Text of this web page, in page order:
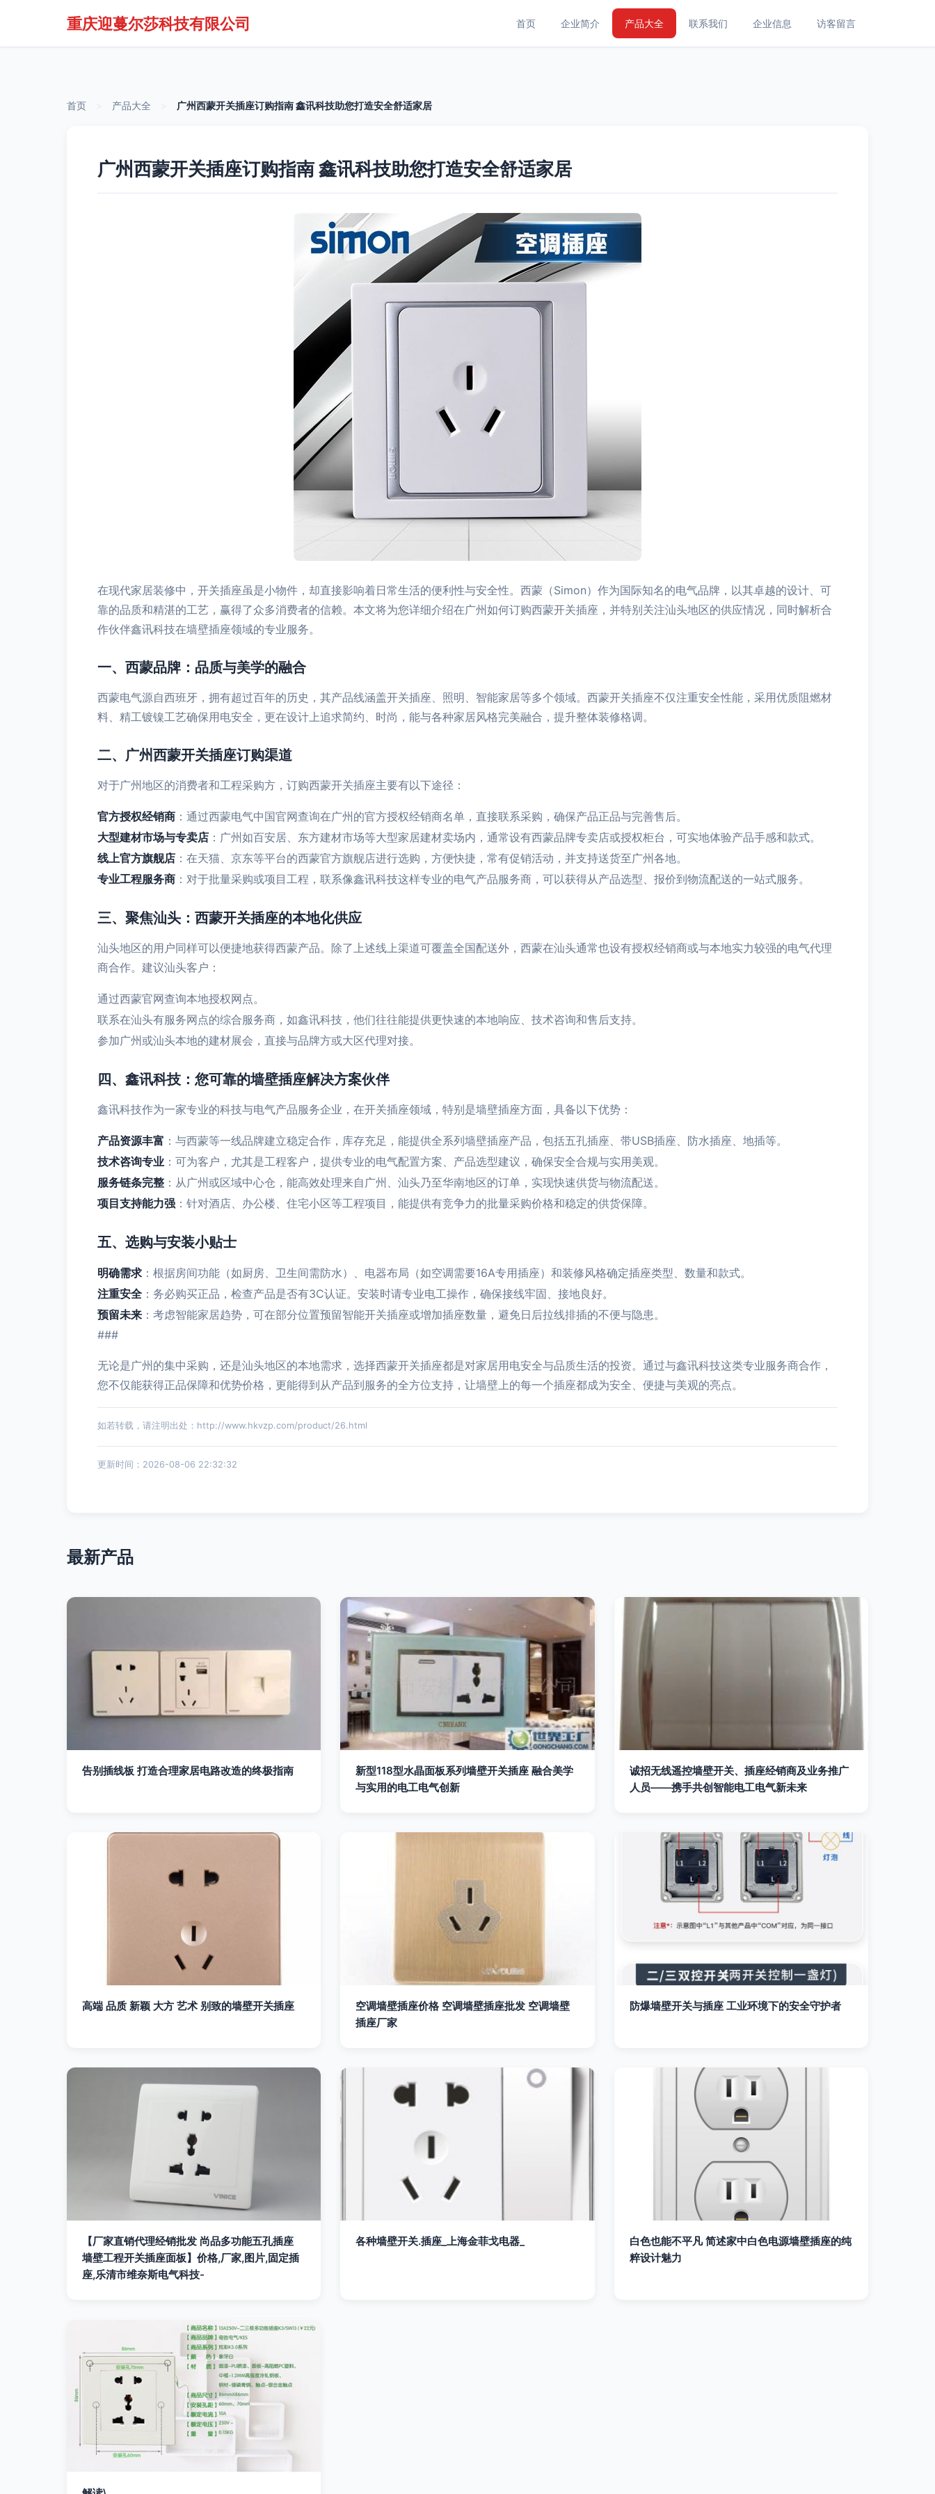
重庆迎蔓尔莎科技有限公司 首页 企业简介 产品大全 联系我们 企业信息 访客留言
首页 产品大全 广州西蒙开关插座订购指南 鑫讯科技助您打造安全舒适家居
广州西蒙开关插座订购指南 鑫讯科技助您打造安全舒适家居
在现代家居装修中，开关插座虽是小物件，却直接影响着日常生活的便利性与安全性。西蒙（Simon）作为国际知名的电气品牌，以其卓越的设计、可
靠的品质和精湛的工艺，赢得了众多消费者的信赖。本文将为您详细介绍在广州如何订购西蒙开关插座，并特别关注汕头地区的供应情况，同时解析合
作伙伴鑫讯科技在墙壁插座领域的专业服务。
一、西蒙品牌：品质与美学的融合
西蒙电气源自西班牙，拥有超过百年的历史，其产品线涵盖开关插座、照明、智能家居等多个领域。西蒙开关插座不仅注重安全性能，采用优质阻燃材
料、精工镀镍工艺确保用电安全，更在设计上追求简约、时尚，能与各种家居风格完美融合，提升整体装修格调。
二、广州西蒙开关插座订购渠道
对于广州地区的消费者和工程采购方，订购西蒙开关插座主要有以下途径：
官方授权经销商 ：通过西蒙电气中国官网查询在广州的官方授权经销商名单，直接联系采购，确保产品正品与完善售后。
大型建材市场与专卖店 ：广州如百安居、东方建材市场等大型家居建材卖场内，通常设有西蒙品牌专卖店或授权柜台，可实地体验产品手感和款式。
线上官方旗舰店 ：在天猫、京东等平台的西蒙官方旗舰店进行选购，方便快捷，常有促销活动，并支持送货至广州各地。
专业工程服务商 ：对于批量采购或项目工程，联系像鑫讯科技这样专业的电气产品服务商，可以获得从产品选型、报价到物流配送的一站式服务。
三、聚焦汕头：西蒙开关插座的本地化供应
汕头地区的用户同样可以便捷地获得西蒙产品。除了上述线上渠道可覆盖全国配送外，西蒙在汕头通常也设有授权经销商或与本地实力较强的电气代理
商合作。建议汕头客户：
通过西蒙官网查询本地授权网点。
联系在汕头有服务网点的综合服务商，如鑫讯科技，他们往往能提供更快速的本地响应、技术咨询和售后支持。
参加广州或汕头本地的建材展会，直接与品牌方或大区代理对接。
四、鑫讯科技：您可靠的墙壁插座解决方案伙伴
鑫讯科技作为一家专业的科技与电气产品服务企业，在开关插座领域，特别是墙壁插座方面，具备以下优势：
产品资源丰富 ：与西蒙等一线品牌建立稳定合作，库存充足，能提供全系列墙壁插座产品，包括五孔插座、带USB插座、防水插座、地插等。
技术咨询专业 ：可为客户，尤其是工程客户，提供专业的电气配置方案、产品选型建议，确保安全合规与实用美观。
服务链条完整 ：从广州或区域中心仓，能高效处理来自广州、汕头乃至华南地区的订单，实现快速供货与物流配送。
项目支持能力强 ：针对酒店、办公楼、住宅小区等工程项目，能提供有竞争力的批量采购价格和稳定的供货保障。
五、选购与安装小贴士
明确需求 ：根据房间功能（如厨房、卫生间需防水）、电器布局（如空调需要16A专用插座）和装修风格确定插座类型、数量和款式。
注重安全 ：务必购买正品，检查产品是否有3C认证。安装时请专业电工操作，确保接线牢固、接地良好。
预留未来 ：考虑智能家居趋势，可在部分位置预留智能开关插座或增加插座数量，避免日后拉线排插的不便与隐患。
###
无论是广州的集中采购，还是汕头地区的本地需求，选择西蒙开关插座都是对家居用电安全与品质生活的投资。通过与鑫讯科技这类专业服务商合作，
您不仅能获得正品保障和优势价格，更能得到从产品到服务的全方位支持，让墙壁上的每一个插座都成为安全、便捷与美观的亮点。
如若转载，请注明出处：http://www.hkvzp.com/product/26.html
更新时间：2026-08-06 22:32:32
最新产品
告别插线板 打造合理家居电路改造的终极指南
新型118型水晶面板系列墙壁开关插座 融合美学
与实用的电工电气创新
诚招无线遥控墙壁开关、插座经销商及业务推广
人员——携手共创智能电工电气新未来
高端 品质 新颖 大方 艺术 别致的墙壁开关插座
空调墙壁插座价格 空调墙壁插座批发 空调墙壁
插座厂家
防爆墙壁开关与插座 工业环境下的安全守护者
【厂家直销代理经销批发 尚品多功能五孔插座
墙壁工程开关插座面板】价格,厂家,图片,固定插
座,乐清市维奈斯电气科技-
各种墙壁开关.插座_上海金菲戈电器_
白色也能不平凡 简述家中白色电源墙壁插座的纯
粹设计魅力